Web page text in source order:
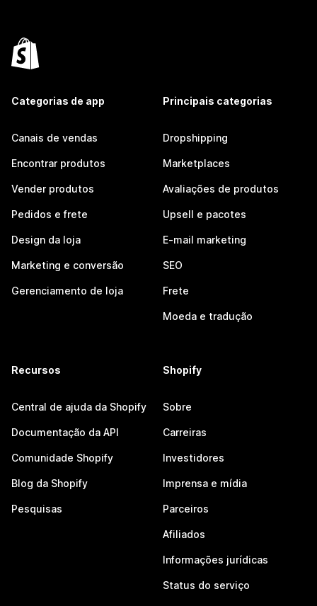
Categorias de app
Canais de vendas
Encontrar produtos
Vender produtos
Pedidos e frete
Design da loja
Marketing e conversão
Gerenciamento de loja
Principais categorias
Dropshipping
Marketplaces
Avaliações de produtos
Upsell e pacotes
E-mail marketing
SEO
Frete
Moeda e tradução
Recursos
Central de ajuda da Shopify
Documentação da API
Comunidade Shopify
Blog da Shopify
Pesquisas
Shopify
Sobre
Carreiras
Investidores
Imprensa e mídia
Parceiros
Afiliados
Informações jurídicas
Status do serviço